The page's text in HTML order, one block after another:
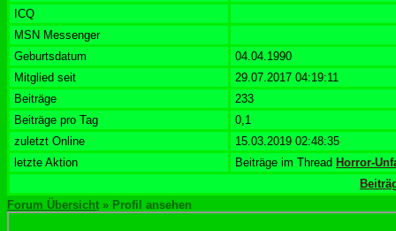
ICQ
MSN Messenger
Geburtsdatum
04.04.1990
Mitglied seit
29.07.2017 04:19:11
Beiträge
233
Beiträge pro Tag
0,1
zuletzt Online
15.03.2019 02:48:35
letzte Aktion
Beiträge im Thread Horror-
Forum Übersicht » Profil ansehen